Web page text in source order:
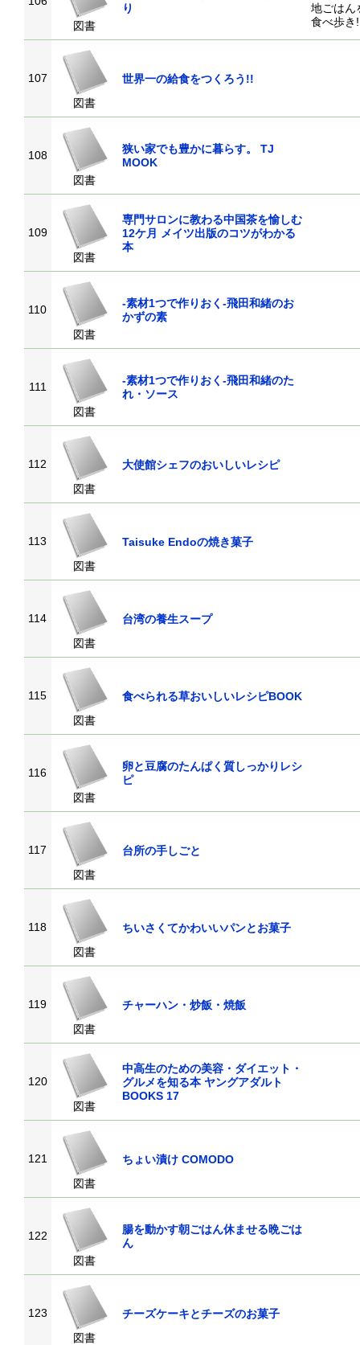
図書
り
地ごはん
食べ歩き!
107
図書
世界一の給食をつくろう!!
108
図書
狭い家でも豊かに暮らす。 TJ
MOOK
109
図書
専門サロンに教わる中国茶を愉しむ
12ケ月 メイツ出版のコツがわかる
本
110
図書
-素材1つで作りおく-飛田和緒のお
かずの素
111
図書
-素材1つで作りおく-飛田和緒のた
れ・ソース
112
図書
大使館シェフのおいしいレシピ
113
図書
Taisuke Endoの焼き菓子
114
図書
台湾の養生スープ
115
図書
食べられる草おいしいレシピBOOK
116
図書
卵と豆腐のたんぱく質しっかりレシ
ピ
117
図書
台所の手しごと
118
図書
ちいさくてかわいいパンとお菓子
119
図書
チャーハン・炒飯・焼飯
120
図書
中高生のための美容・ダイエット・
グルメを知る本 ヤングアダルト
BOOKS 17
121
図書
ちょい漬け COMODO
122
図書
腸を動かす朝ごはん休ませる晩ごは
ん
123
図書
チーズケーキとチーズのお菓子